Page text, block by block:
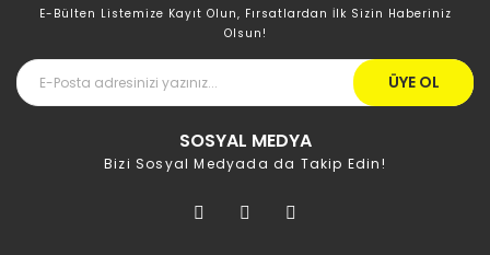
E-Bülten Listemize Kayıt Olun, Fırsatlardan İlk Sizin Haberiniz
Olsun!
ÜYE OL
SOSYAL MEDYA
Bizi Sosyal Medyada da Takip Edin!